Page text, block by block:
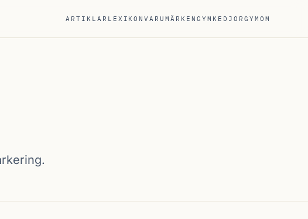
ARTIKLAR LEXIKONVARUMÄRKENGYMKEDJORGYMOM